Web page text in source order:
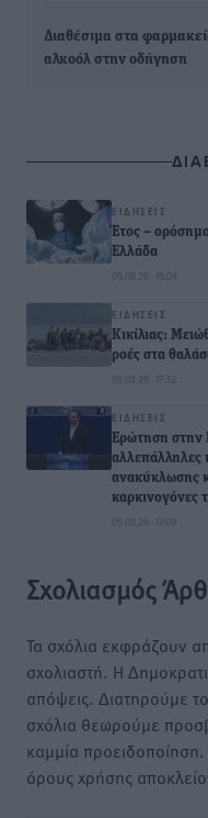
Διαθέσιμα στα
αλκοόλ στην οδήγηση
ΕΙΔΉΣΕΙΣ
Έτος –
Ελλάδα
05.08.26 · 19:04
ΕΙΔΉΣΕΙΣ
Κικίλιας:
ροές στα
05.08.26 · 17:32
ΕΙΔΉΣΕΙΣ
Ερώτηση στην
αλλεπάλληλες
ανακύκλωσης
καρκινογόνες
05.08.26 · 17:09
Σχολιασμός
Τα σχόλια εκφράζουν
σχολιαστή. Η
απόψεις. Διατηρούμε
σχόλια θεωρούμε
καμμία
όρους χρήσης